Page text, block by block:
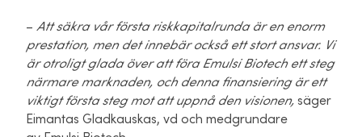
– Att säkra vår första riskkapitalrunda är en enorm
prestation, men det innebär också ett stort ansvar. Vi
är otroligt glada över att föra Emulsi Biotech ett steg
närmare marknaden, och denna finansiering är ett
viktigt första steg mot att uppnå den visionen, säger
Eimantas Gladkauskas, vd och medgrundare